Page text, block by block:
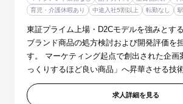
育児・介護休暇あり
中途入社5割以上 転勤なし
東証プライム上場・D2Cモデルを強みとす
ブランド商品の処方検討および開発評価を
す。 マーケティング起点で創出された企画案をもとに、「び
っくりするほど良い商品」へ昇華させる技
です。 【具体的には】 ◆処方設計・技術検討 ・スキンケ
ア、ボディケア、ヘ...
求人詳細を見る